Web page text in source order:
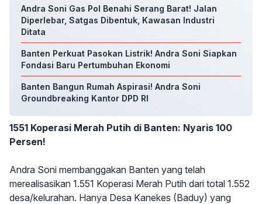
Andra Soni Gas Pol Benahi Serang Barat! Jalan
Diperlebar, Satgas Dibentuk, Kawasan Industri
Ditata
Banten Perkuat Pasokan Listrik! Andra Soni Siapkan
Fondasi Baru Pertumbuhan Ekonomi
Banten Bangun Rumah Aspirasi! Andra Soni
Groundbreaking Kantor DPD RI
1551 Koperasi Merah Putih di Banten: Nyaris 100
Persen!
Andra Soni membanggakan Banten yang telah
merealisasikan 1.551 Koperasi Merah Putih dari total 1.552
desa/kelurahan. Hanya Desa Kanekes (Baduy) yang